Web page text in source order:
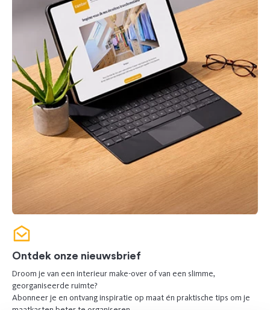
Ontdek onze nieuwsbrief
Droom je van een interieur make-over of van een slimme,
georganiseerde ruimte?
Abonneer je en ontvang inspiratie op maat én praktische tips om je